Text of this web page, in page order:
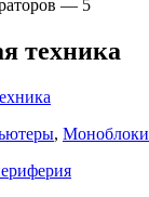
— 5
техника
, Моноблоки